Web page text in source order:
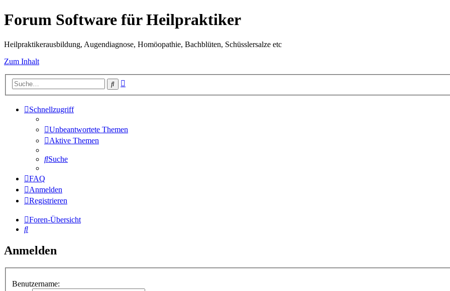
Forum Software für Heilpraktiker
Heilpraktikerausbildung, Augendiagnose, Homöopathie, Bachblüten, Schüsslersalze etc
Zum Inhalt
Suche
Schnellzugriff
Unbeantwortete Themen
Aktive Themen
Suche
FAQ
Anmelden
Registrieren
Foren-Übersicht
Suche
Anmelden
Benutzername: